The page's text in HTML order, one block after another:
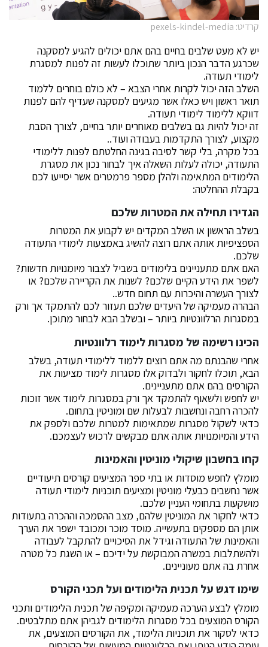
קרדיט: pexels-kindel-media
יש לא מעט שלבים בחיים בהם אתם יכולים להגיע למסקנה
שכרגע הדבר הנכון ביותר שתוכלו לעשות זה לפנות למסגרת
לימודי תעודה.
השלב הזה יכול לקרות אחרי הצבא – לא כולם בוחרים ללמוד
תואר ראשון ויש כאלו אשר מגיעים למסקנה שעדיף להם לפנות
דווקא ללימוד לימודי תעודה.
זה יכול להיות גם בשלבים מאוחרים יותר בחיים, לצורך הסבת
מקצוע, לצורך התקדמות בעבודה ועוד..
בכל מקרה, בלי קשר לסיבה בגינה החלטתם לפנות ללימודי
התעודה, יכולה לעלות השאלה איך לבחור נכון את מסגרת
הלימודים המתאימה ולהלן מספר פרמטרים אשר יסייעו לכם
בקבלת ההחלטה:
הגדירו תחילה את המטרות שלכם
בשלב הראשון או השלב המקדים יש לקבוע את המטרות
הספציפיות אותה אתם רוצה להשיג באמצעות לימודי התעודה
שלכם.
האם אתם מתעניינים בלימודים בשביל לצבור מיומנויות חדשות?
לשפר את הידע הקיים שלכם? לשנות את הקריירה שלכם? או
לצורך העשרה והיכרות עם תחום חדש..
הבהרה מעמיקה של היעדים שלכם תעזור לכם להתמקד אך ורק
במסגרות הרלוונטיות ביותר – ובשלב הבא לבחור מתוכן.
הכינו רשימה של מסגרות לימוד רלוונטיות
אחרי שהבנתם מה אתם רוצים ללמוד ללימודי תעודה, בשלב
הבא, תוכלו לחקור ולבדוק אלו מסגרות לימוד מציעות את
הקורסים בהם אתם מתעניינים.
יש לחפש ולשאוף להתמקד אך ורק במסגרות לימוד אשר זוכות
להכרה רחבה ונחשבות לבעלות שם ומוניטין בתחום.
כדאי לשקול מסגרות שמתאימות למטרות שלכם ולספק את
הידע והמיומנויות אותה אתם מבקשים לרכוש לעצמכם.
קחו בחשבון שיקולי מוניטין והאמינות
מומלץ לחפש מוסדות או בתי ספר המציעים קורסים תיעודיים
אשר נחשבים כבעלי מוניטין ומציעים תוכניות לימודי תעודה
מושקעות בתחומי העניין שלכם.
כדאי לחקור את המוניטין שלהם, מצב ההסמכה וההכרה בתעודות
אותן הם מספקים בתעשייה. מוסד מוכר ומכובד ישפר את הערך
והאמינות של התעודה וגידל את הסיכויים להתקבל לעבודה
ולהשתלבות במשרה המבוקשת על ידיכם – או השגת כל מטרה
אחרת בה אתם מעוניינים.
שימו דגש על תכנית הלימודים ועל תכני הקורס
מומלץ לבצע הערכה מעמיקה ומקיפה של תכנית הלימודים ותכני
הקורס המוצעים בכל מסגרות הלימודים לגביהן אתם מתלבטים.
כדאי לסקור את תוכניות הלימוד, את הקורסים המוצעים, את